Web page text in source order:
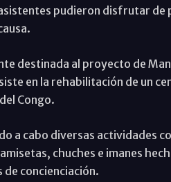
pudieron disfrutar de
destinada al proyecto de
en la rehabilitación de un
Congo.
a cabo diversas actividades
chuches e imanes
concienciación.